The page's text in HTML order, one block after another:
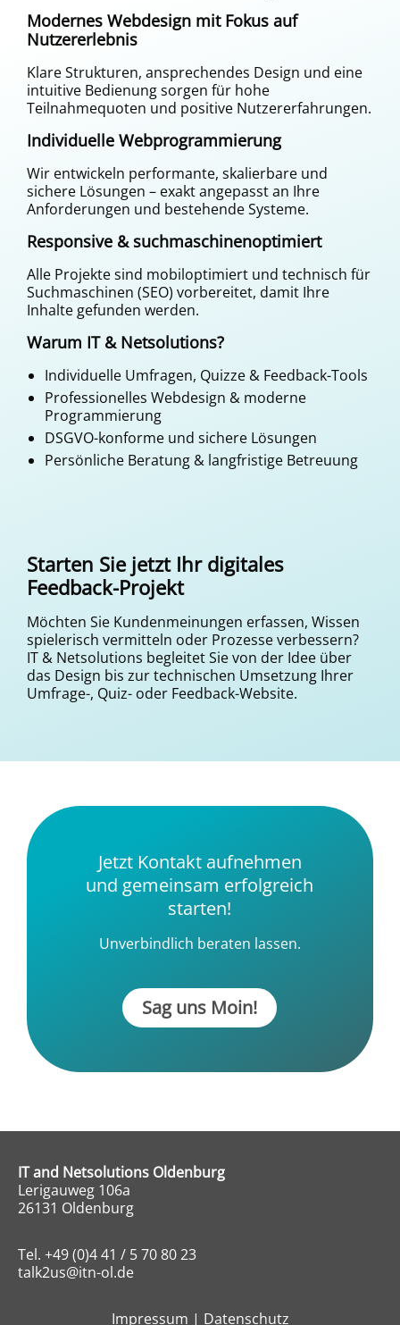
Modernes Webdesign mit Fokus auf
Nutzererlebnis
Klare Strukturen, ansprechendes Design und eine
intuitive Bedienung sorgen für hohe
Teilnahmequoten und positive Nutzererfahrungen.
Individuelle Webprogrammierung
Wir entwickeln performante, skalierbare und
sichere Lösungen – exakt angepasst an Ihre
Anforderungen und bestehende Systeme.
Responsive & suchmaschinenoptimiert
Alle Projekte sind mobiloptimiert und technisch für
Suchmaschinen (SEO) vorbereitet, damit Ihre
Inhalte gefunden werden.
Warum IT & Netsolutions?
Individuelle Umfragen, Quizze & Feedback-Tools
Professionelles Webdesign & moderne
Programmierung
DSGVO-konforme und sichere Lösungen
Persönliche Beratung & langfristige Betreuung
Starten Sie jetzt Ihr digitales
Feedback-Projekt
Möchten Sie Kundenmeinungen erfassen, Wissen
spielerisch vermitteln oder Prozesse verbessern?
IT & Netsolutions begleitet Sie von der Idee über
das Design bis zur technischen Umsetzung Ihrer
Umfrage-, Quiz- oder Feedback-Website.
Jetzt Kontakt aufnehmen
und gemeinsam erfolgreich
starten!
Unverbindlich beraten lassen.
Sag uns Moin!
IT and Netsolutions Oldenburg
Lerigauweg 106a
26131 Oldenburg
Tel. +49 (0)4 41 / 5 70 80 23
talk2us@itn-ol.de
Impressum | Datenschutz